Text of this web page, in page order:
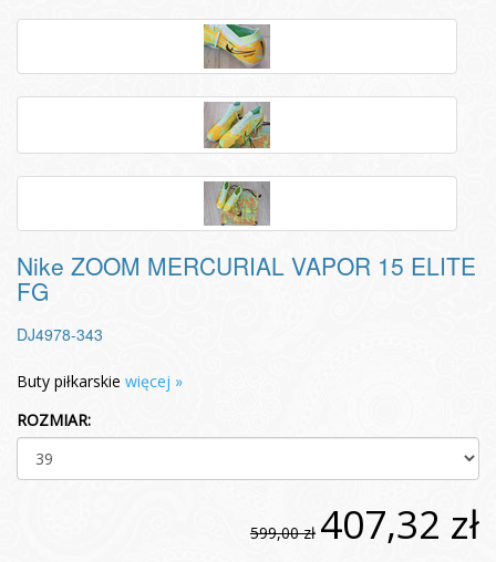
Nike ZOOM MERCURIAL VAPOR 15 ELITE
FG
DJ4978-343
Buty piłkarskie więcej »
ROZMIAR:
599,00 zł 407,32 zł